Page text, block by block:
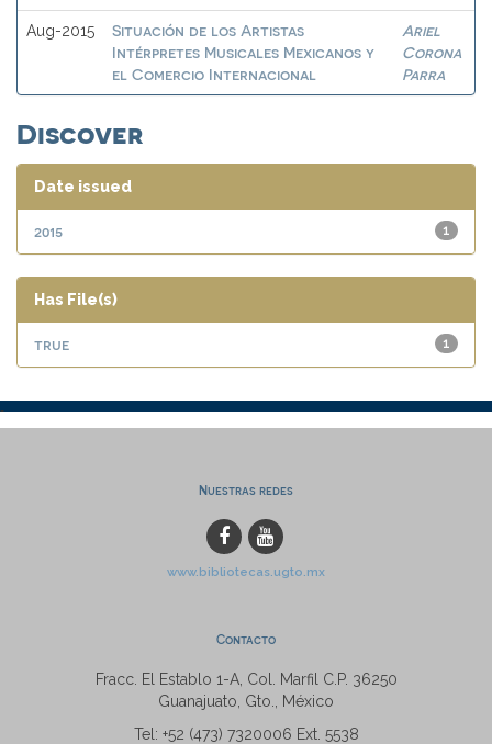
Aug-2015
Situación de los Artistas
Intérpretes Musicales Mexicanos y
el Comercio Internacional
Ariel
Corona
Parra
Discover
Date issued
1
2015
Has File(s)
1
true
Nuestras redes
www.bibliotecas.ugto.mx
Contacto
Fracc. El Establo 1-A, Col. Marfil C.P. 36250
Guanajuato, Gto., México
Tel: +52 (473) 7320006 Ext. 5538